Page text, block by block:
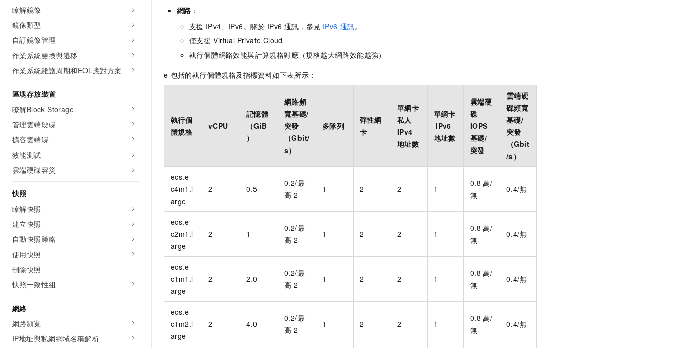
瞭解鏡像
鏡像類型
自訂鏡像管理
作業系統更換與遷移
作業系統維護周期和EOL應對方案
區塊存放裝置
瞭解Block Storage
管理雲端硬碟
擴容雲端碟
效能測試
雲端硬碟容災
快照
瞭解快照
建立快照
自動快照策略
使用快照
刪除快照
快照一致性組
網絡
網路頻寬
IP地址與私網網域名稱解析
網路 ：
支援 IPv4、IPv6。關於 IPv6 通訊，參見 IPv6 通訊。
僅支援 Virtual Private Cloud
執行個體網路效能與計算規格對應（規格越大網路效能越強）
e 包括的執行個體規格及指標資料如下表所示：
執行個
體規格
vCPU
記憶體
（GiB
）
網路頻
寬基礎/
突發
（Gbit/
s）
多隊列
彈性網
卡
單網卡
私人
IPv4
地址數
單網卡
IPv6
地址數
雲端硬
碟
IOPS
基礎/
突發
雲端硬
碟頻寬
基礎/
突發
（Gbit
/s）
ecs.e-
c4m1.l
arge
2 0.5
0.2/最
高 2
1 2 2 1
0.8 萬/
無
0.4/無
ecs.e-
c2m1.l
arge
2 1
0.2/最
高 2
1 2 2 1
0.8 萬/
無
0.4/無
ecs.e-
c1m1.l
arge
2 2.0
0.2/最
高 2
1 2 2 1
0.8 萬/
無
0.4/無
ecs.e-
c1m2.l
arge
2 4.0
0.2/最
高 2
1 2 2 1
0.8 萬/
無
0.4/無